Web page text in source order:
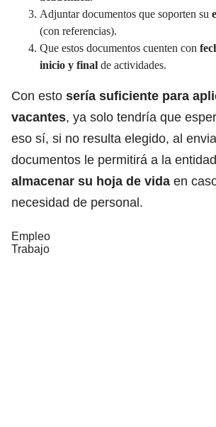
Adjuntar documentos que soporten su
(con referencias).
Que estos documentos cuenten con
inicio y final de actividades.
Con esto sería suficiente para
vacantes, ya solo tendría que
eso sí, si no resulta elegido, al
documentos le permitirá a la
almacenar su hoja de vida en
necesidad de personal.
Empleo
Trabajo